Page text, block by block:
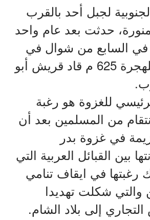
الجنوبية لجبل أحد بالقرب
حدثت بعد عام واحد
في السابع من شوال في
م قاد قريش
أبو
.
للغزوة هو رغبة
من المسلمين بعد
أن
في غزوة بدر
بين القبائل العربية
التي
رغبتها في ايقاف تنامي
والتي شكلت تهديدا
التجاري إلى بلاد الشام.